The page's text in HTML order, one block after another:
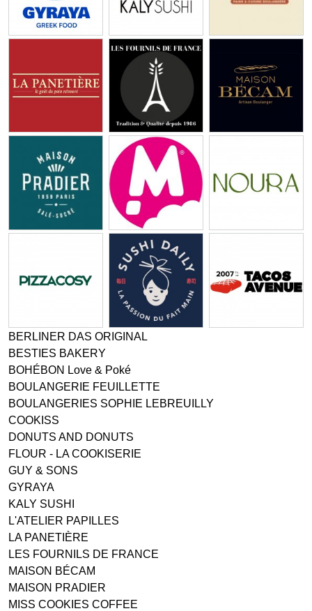
BERLINER DAS ORIGINAL
BESTIES BAKERY
BOHÉBON Love & Poké
BOULANGERIE FEUILLETTE
BOULANGERIES SOPHIE LEBREUILLY
COOKISS
DONUTS AND DONUTS
FLOUR - LA COOKISERIE
GUY & SONS
GYRAYA
KALY SUSHI
L'ATELIER PAPILLES
LA PANETIÈRE
LES FOURNILS DE FRANCE
MAISON BÉCAM
MAISON PRADIER
MISS COOKIES COFFEE